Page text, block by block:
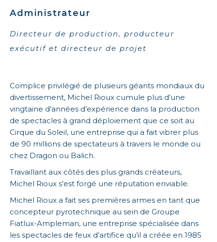
Administrateur
Directeur de production, producteur
exécutif et directeur de projet
Complice privilégié de plusieurs géants mondiaux du
divertissement, Michel Rioux cumule plus d’une
vingtaine d’années d’expérience dans la production
de spectacles à grand déploiement que ce soit au
Cirque du Soleil, une entreprise qui a fait vibrer plus
de 90 millions de spectateurs à travers le monde ou
chez Dragon ou Balich.
Travaillant aux côtés des plus grands créateurs,
Michel Rioux s’est forgé une réputation enviable.
Michel Rioux a fait ses premières armes en tant que
concepteur pyrotechnique au sein de Groupe
Fiatlux-Ampleman, une entreprise spécialisée dans
les spectacles de feux d’artifice qu’il a créée en 1985